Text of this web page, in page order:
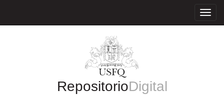
RepositorioDigital